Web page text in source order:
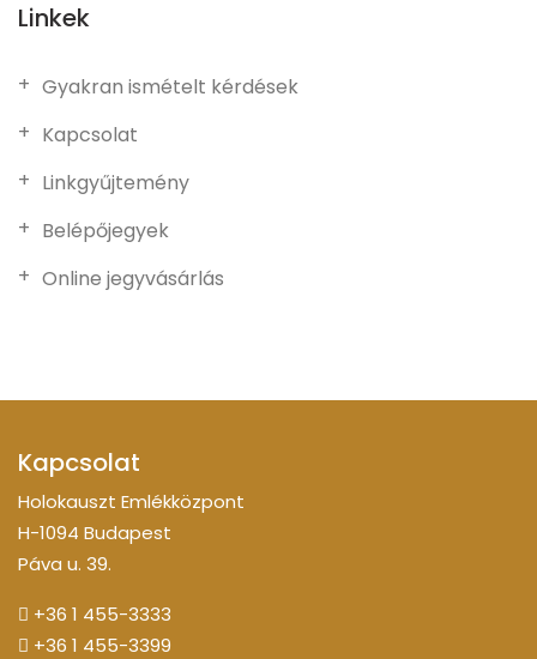
Linkek
Gyakran ismételt kérdések
Kapcsolat
Linkgyűjtemény
Belépőjegyek
Online jegyvásárlás
Kapcsolat
Holokauszt Emlékközpont
H-1094 Budapest
Páva u. 39.
+36 1 455-3333
+36 1 455-3399